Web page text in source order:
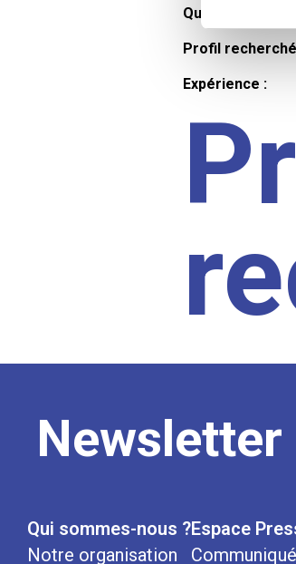
Qualifications et
Profil
Expérience :
Newsletter
Qui sommes-nous ?
Notre organisation
Espace